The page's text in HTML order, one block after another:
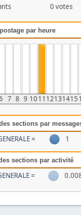
0 votes
par heure
7 8 9 1011 12131415
sections par
= 1
sections par activité
=